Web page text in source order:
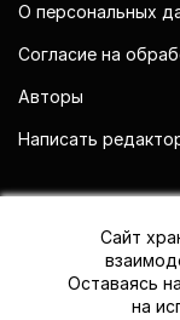
О персональных
Согласие на
Авторы
Написать
Сайт
Оставаясь
на